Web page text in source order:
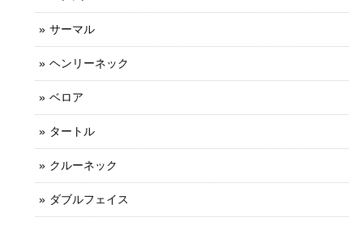
サーマル
ヘンリーネック
ベロア
タートル
クルーネック
ダブルフェイス